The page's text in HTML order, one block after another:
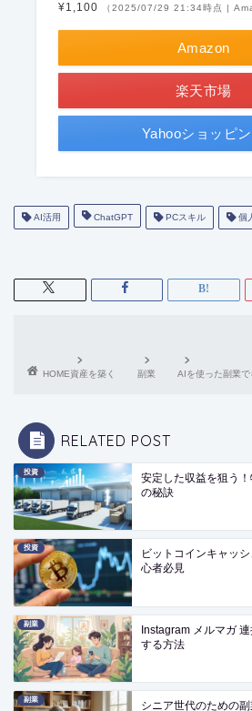
¥1,100 （2025/07/29 21:34時点 |
Amazon
楽天市場
Yahooショッピ
AI活用 ChatGPT PCスキル 個
HOME資産を築く 副業 AIを使った副業
RELATED POST
投資
安定した収益を狙う
の秘訣
投資
ビットコインキャッ
心者必見
副業
Instagram メルマガ
する方法
副業
シニア世代のための